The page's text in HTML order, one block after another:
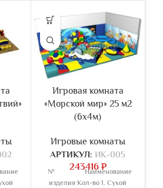
Игровая комната
«Морской мир» 25 м2
(6х4м)
Игровые комнаты
АРТИКУЛ: ИК-005
243416 ₽
№ Наименование
изделия Кол-во 1. Сухой